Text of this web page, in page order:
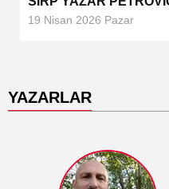
19 Nisan 2026 Pazar
YAZARLAR